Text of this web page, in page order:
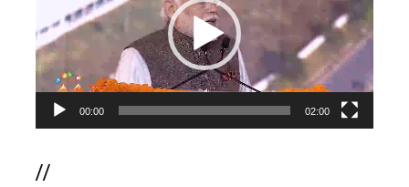
00:00 02:00
//